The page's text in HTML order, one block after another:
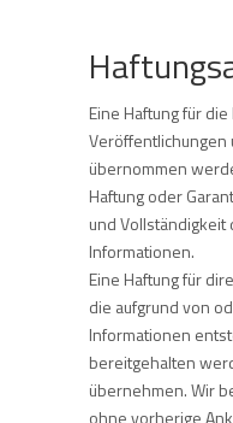
Eine Haftung für
Veröffentlichungen
übernommen
Haftung oder
und
Informationen.
Eine Haftung für
die aufgrund von
Informationen
bereitgehalten
übernehmen. Wir
ohne vorherige